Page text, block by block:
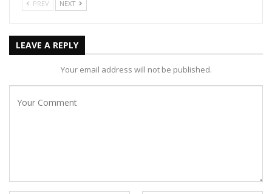
PREV NEXT
LEAVE A REPLY
Your email address will not be published.